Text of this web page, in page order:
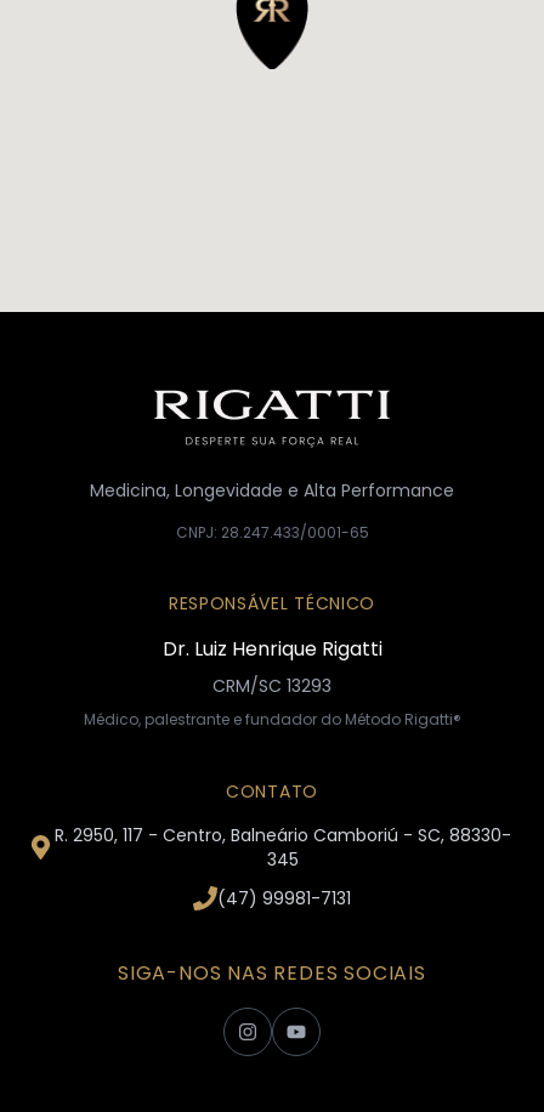
Medicina, Longevidade e Alta Performance
CNPJ: 28.247.433/0001-65
RESPONSÁVEL TÉCNICO
Dr. Luiz Henrique Rigatti
CRM/SC 13293
Médico, palestrante e fundador do Método Rigatti®
CONTATO
R. 2950, 117 - Centro, Balneário Camboriú - SC, 88330-
345
(47) 99981-7131
SIGA-NOS NAS REDES SOCIAIS